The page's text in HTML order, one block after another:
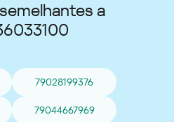
a
79028199376
79044667969